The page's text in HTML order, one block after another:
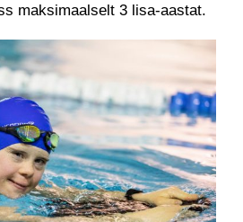
maksimaalselt 3 lisa-aastat.